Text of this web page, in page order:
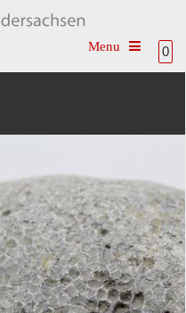
0
Toggle